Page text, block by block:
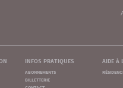
infos pratiques
abonnements
billetterie
aide